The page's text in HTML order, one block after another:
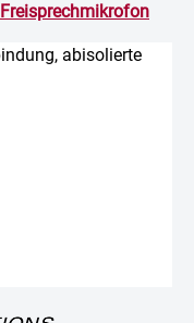
Freisprechmikrofon